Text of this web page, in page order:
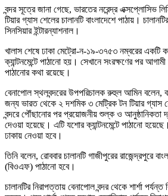
বন্দর সূত্রে জানা গেছে, ভারতের নরেন্দ্র এক্সপ্লোসিভ
টিয়ার গ্যাস শেলের চালানটি বাংলাদেশে পাঠায়।
সিনসিয়ার ইন্টারন্যাশনাল।
খালাস শেষে ঢাকা মেট্রো-ন-১৯-৩৭৫৩ নম্বরের একটি
ক্যান্টনমেন্টে পাঠানো হয়। সেখানে সংরক্ষণের পর
পাঠানোর কথা রয়েছে।
বেনাপোল স্থলবন্দরের উপপরিচালক রুহুল আমিন বলেন,
জন্য ভারত থেকে ২ দশমিক ৩ মেট্রিক টন টিয়ার গ্যাস
বন্দরে পৌঁছানোর পর প্রয়োজনীয় শুল্ক ও আনুষ্ঠানিকতা
দেওয়া হয়েছে। এটি যশোর ক্যান্টনমেন্টে পাঠানো
ঢাকায় নেওয়া হবে।
তিনি বলেন, রোববার চালানটি গাজীপুরের রাজেন্দ্রপুরে
(বিওএফ) পাঠানো হবে।
চালানটির নিরাপত্তায় বেনাপোল বন্দর থেকে শার্শা